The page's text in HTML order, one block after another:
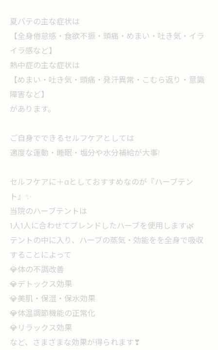
夏バテの主な症状は
【全身倦怠感・食欲不振・頭痛・めまい・吐き気・イラ
イラ感など】
熱中症の主な症状は
【めまい・吐き気・頭痛・発汗異常・こむら返り・意識
障害など】
があります。
ご自身でできるセルフケアとしては
適度な運動・睡眠・塩分や水分補給が大事❕
セルフケアに＋αとしておすすめなのが『ハーブテン
ト』✨
当院のハーブテントは
1人1人に合わせてブレンドしたハーブを使用します🌿
テントの中に入り、ハーブの蒸気・効能をを全身で吸収
することによって
💎体の不調改善
💎デトックス効果
💎美肌・保湿・保水効果
💎体温調節機能の正常化
💎リラックス効果
など、さまざまな効果が得られます❣